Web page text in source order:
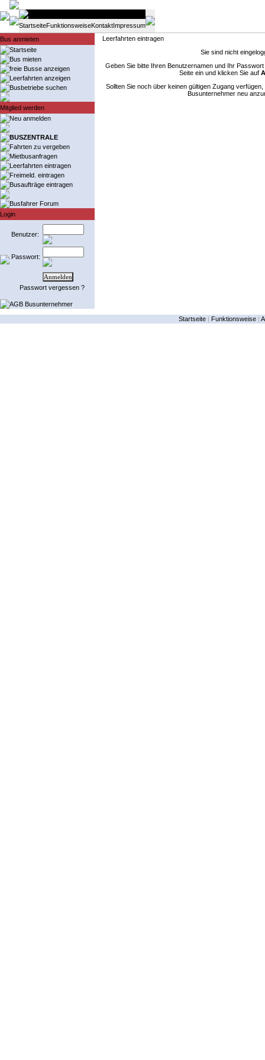
StartseiteFunktionsweiseKontaktImpressum
Bus anmieten
Startseite
Bus mieten
freie Busse anzeigen
Leerfahrten anzeigen
Busbetriebe suchen
Mitglied werden
Neu anmelden
BUSZENTRALE
Fahrten zu vergeben
Mietbusanfragen
Leerfahrten eintragen
Freimeld. eintragen
Busaufträge eintragen
Busfahrer Forum
Login
Benutzer:
Passwort:
Passwort vergessen ?
AGB Busunternehmer
Leerfahrten eintragen
Sie sind nicht
Geben Sie bitte Ihren Benutzernamen und Ihr
Seite ein und klicken Sie auf
Sollten Sie noch über keinen gültigen Zugang
Busunternehmer neu
Startseite | Funktionsweise |